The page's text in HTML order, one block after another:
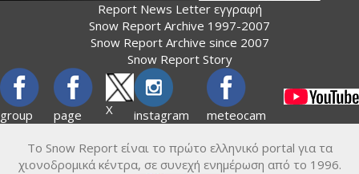
Report News Letter εγγραφή
Snow Report Archive 1997-2007
Snow Report Archive since 2007
Snow Report Story
group page X instagram meteocam
Το Snow Report είναι το πρώτο ελληνικό portal για τα
χιονοδρομικά κέντρα, σε συνεχή ενημέρωση από το 1996.